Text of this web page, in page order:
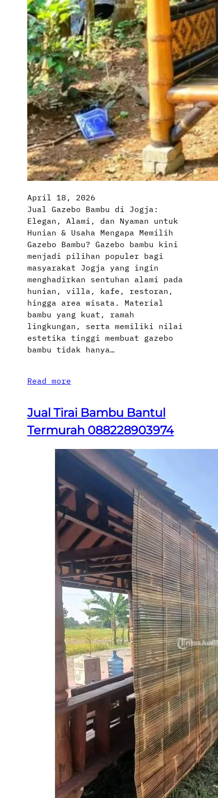
April 18, 2026
Jual Gazebo Bambu di Jogja:
Elegan, Alami, dan Nyaman untuk
Hunian & Usaha Mengapa Memilih
Gazebo Bambu? Gazebo bambu kini
menjadi pilihan populer bagi
masyarakat Jogja yang ingin
menghadirkan sentuhan alami pada
hunian, villa, kafe, restoran,
hingga area wisata. Material
bambu yang kuat, ramah
lingkungan, serta memiliki nilai
estetika tinggi membuat gazebo
bambu tidak hanya…
Read more
Jual Tirai Bambu Bantul
Termurah 088228903974